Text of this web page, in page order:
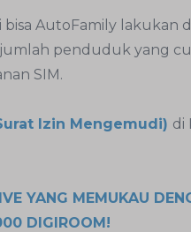
AutoFamily lakukan
penduduk yang
SIM.
Izin Mengemudi) di
YANG MEMUKAU
DIGIROOM!